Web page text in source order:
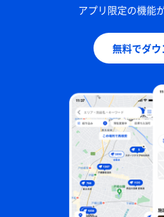
アプリ限定の機能
無料でダウ